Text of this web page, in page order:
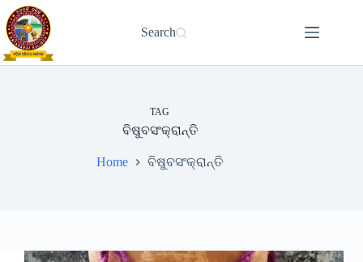
Skip
to
content
Search
TAG
ବିଷୁବସଂକ୍ରାନ୍ତି
Home ବିଷୁବସଂକ୍ରାନ୍ତି